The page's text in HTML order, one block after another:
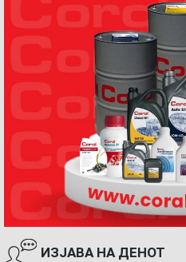
ИЗЈАВА НА ДЕНОТ